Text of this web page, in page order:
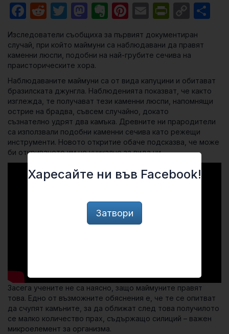
Facebook
RedditTwitter
Mastodon
Evernote
Pinterest
Email
Изследователи съобщиха за първият документиран
случай, при който маймуни са наблюдавани да правят
каменни люспи, подобни на най-грубите сечива на
праисторическите хора.
Наблюдаваните маймуни са от вида капуцини и обитават
бразилската джунгла. Наблюденията показват, че както
изглежда, те получават тези каменни люспи, напомнящи
острие на брадва, съвсем случайно, докато
съзнателно удрят два камъка. Древните ни прародители
са използвали подобни каменни сечива като режещи
инструменти. Новото откритие обаче подсказва, че може
би откриването им не уникално за вида ни.
Засега учените не са наясно, защо маймуните правят
това. Едно от възможните обяснения е, че те се опитват
да счупят камъните, за да оближат след това получилото
се малко количество прах, съдържащо силиций – важен
микроелемент за организма.
Харесайте ни във Facebook!
Затвори